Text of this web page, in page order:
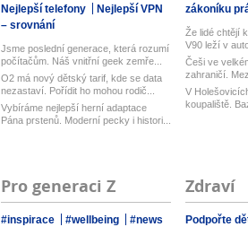
Nejlepší telefony
Nejlepší VPN
– srovnání
Jsme poslední generace, která rozumí
počítačům. Náš vnitřní geek zemře...
O2 má nový dětský tarif, kde se data
nezastaví. Pořídit ho mohou rodič...
Vybíráme nejlepší herní adaptace
Pána prstenů. Moderní pecky i histori...
zákoníku
Že lidé chtějí
V90 leží v
Češi ve
zahraničí.
V
koupaliště.
Pro generaci Z
#inspirace #wellbeing #news
Zdraví
Podpořte